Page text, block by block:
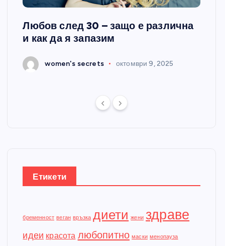
Любов след 30 – защо е различна
и как да я запазим
women's secrets октомври 9, 2025
Етикети
бременност веган връзка диети жени здраве
идеи красота любопитно маски менопауза